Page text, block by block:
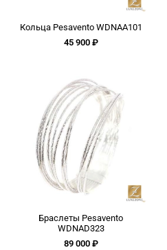
Кольца Pesavento WDNAA101
45 900 ₽
Браслеты Pesavento
WDNAD323
89 000 ₽